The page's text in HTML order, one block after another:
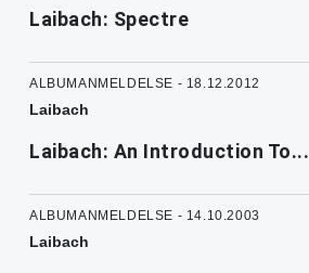
Laibach: Spectre
ALBUMANMELDELSE - 18.12.2012
Laibach
Laibach: An Introduction To...
ALBUMANMELDELSE - 14.10.2003
Laibach